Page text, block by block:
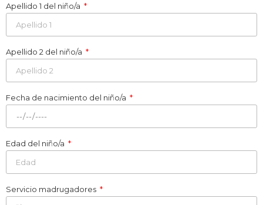
Apellido 1 del niño/a
Apellido 2 del niño/a
Fecha de nacimiento del niño/a
Edad del niño/a
Servicio madrugadores